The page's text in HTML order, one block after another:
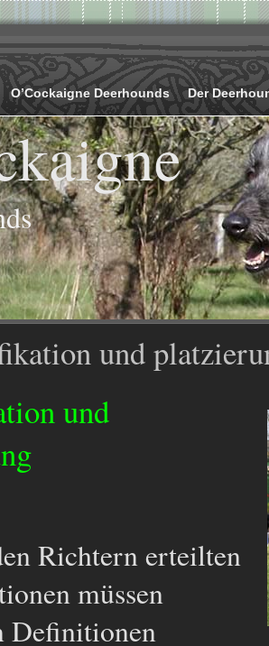
O’Cockaigne Deerhounds Der
und
und
Richtern erteilten
müssen
Definitionen